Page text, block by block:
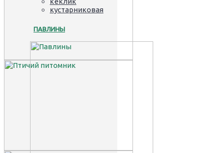
кустарниковая
ПАВЛИНЫ